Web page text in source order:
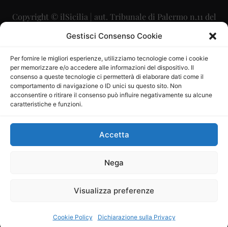
Gestisci Consenso Cookie
Per fornire le migliori esperienze, utilizziamo tecnologie come i cookie
per memorizzare e/o accedere alle informazioni del dispositivo. Il
consenso a queste tecnologie ci permetterà di elaborare dati come il
comportamento di navigazione o ID unici su questo sito. Non
acconsentire o ritirare il consenso può influire negativamente su alcune
caratteristiche e funzioni.
Accetta
Nega
Visualizza preferenze
Cookie Policy Dichiarazione sulla Privacy
Copyright © ilSicilia | aut. Tribunale di Palermo n.11 del
29/09/2015
Direttore Editoriale: Maurizio Scaglione
Direttore Responsabile: Maria Calabrese
P.IVA: 06334930820
Mercurio Comunicazione Società Cooperativa a r.l. è
iscritta al Registro degli Operatori di Comunicazione al
Sito gestito daLa Digitale srl–info@ladigitale.it